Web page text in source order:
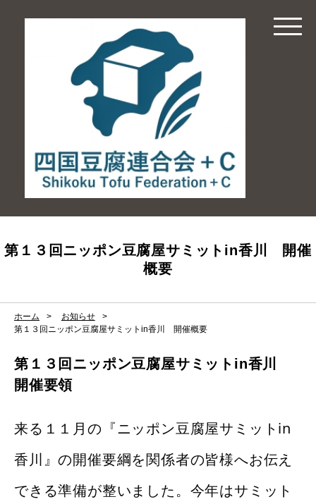
第１３回ニッポン豆腐屋サミットin香川 開催
概要
ホーム
お知らせ
第１３回ニッポン豆腐屋サミットin香川 開催概要
第１３回ニッポン豆腐屋サミットin香川
開催要領
来る１１月の『ニッポン豆腐屋サミットin
香川』の開催要綱を関係者の皆様へお伝え
できる準備が整いました。今年はサミット